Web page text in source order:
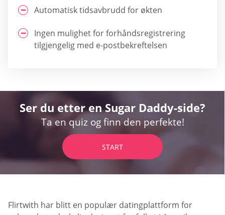
Automatisk tidsavbrudd for økten
Ingen mulighet for forhåndsregistrering
tilgjengelig med e-postbekreftelsen
Ser du etter en Sugar Daddy-side?
Ta en quiz og finn den perfekte!
START
Flirtwith har blitt en populær datingplattform for